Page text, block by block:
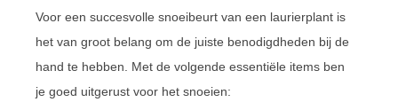
Voor een succesvolle snoeibeurt van een laurierplant is
het van groot belang om de juiste benodigdheden bij de
hand te hebben. Met de volgende essentiële items ben
je goed uitgerust voor het snoeien: